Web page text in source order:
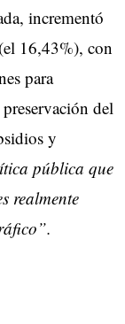
incrementó
16,43%), con
para
del
y
pública que
realmente